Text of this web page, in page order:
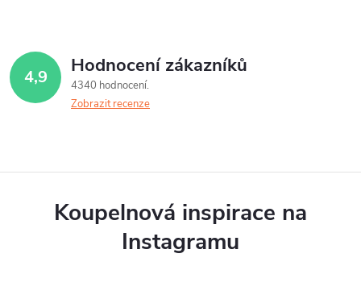
4,9 Hodnocení zákazníků
4340 hodnocení
Zobrazit recenze
Koupelnová inspirace na
Instagramu